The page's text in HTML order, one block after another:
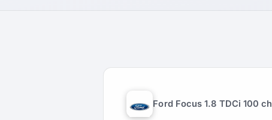
Ford Focus 1.8 TDCi 100 ch